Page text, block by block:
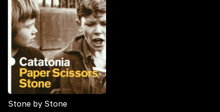
Stone by Stone